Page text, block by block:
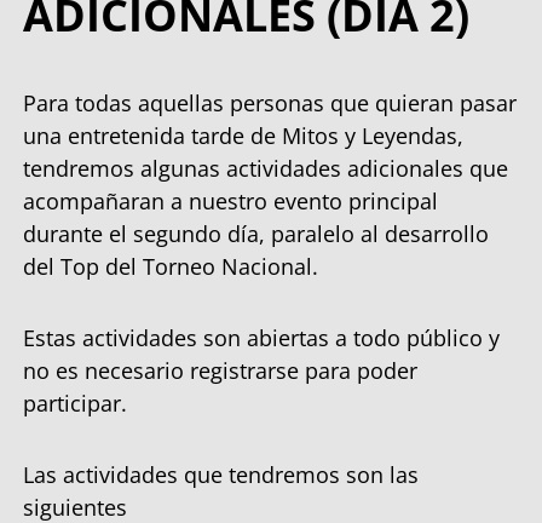
ADICIONALES (DÍA 2)
Para todas aquellas personas que quieran pasar
una entretenida tarde de Mitos y Leyendas,
tendremos algunas actividades adicionales que
acompañaran a nuestro evento principal
durante el segundo día, paralelo al desarrollo
del Top del Torneo Nacional.
Estas actividades son abiertas a todo público y
no es necesario registrarse para poder
participar.
Las actividades que tendremos son las
siguientes